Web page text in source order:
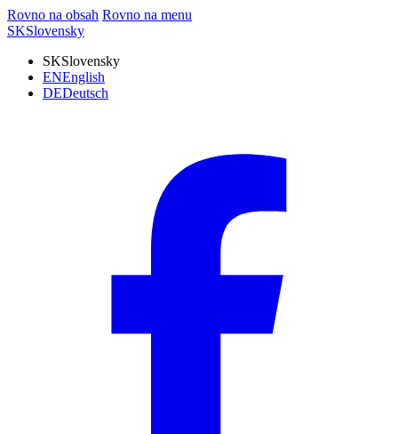
Rovno na obsah Rovno na menu
SKSlovensky
SKSlovensky
ENEnglish
DEDeutsch